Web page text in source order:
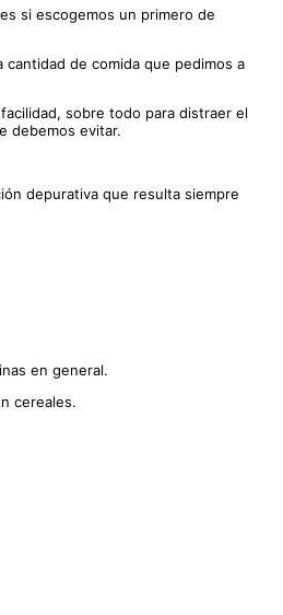
si escogemos un primero de
de comida que pedimos a
sobre todo para distraer el
debemos evitar.
depurativa que resulta siempre
en general.
cereales.